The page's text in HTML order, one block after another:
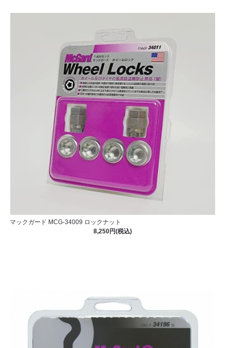
マックガード MCG-34009 ロックナット
8,250円(税込)